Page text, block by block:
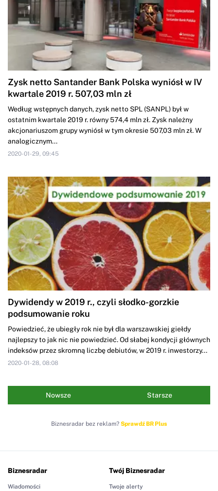
Zysk netto Santander Bank Polska wyniósł w IV
kwartale 2019 r. 507,03 mln zł
Według wstępnych danych, zysk netto SPL (SANPL) był w
ostatnim kwartale 2019 r. równy 574,4 mln zł. Zysk należny
akcjonariuszom grupy wyniósł w tym okresie 507,03 mln zł. W
analogicznym...
2020-01-29, 09:45
Dywidendy w 2019 r., czyli słodko-gorzkie
podsumowanie roku
Powiedzieć, że ubiegły rok nie był dla warszawskiej giełdy
najlepszy to jak nic nie powiedzieć. Od słabej kondycji głównych
indeksów przez skromną liczbę debiutów, w 2019 r. inwestorzy...
2020-01-28, 08:08
Nowsze Starsze
Biznesradar bez reklam? Sprawdź BR Plus
Biznesradar
Wiadomości
Twój Biznesradar
Twoje alerty